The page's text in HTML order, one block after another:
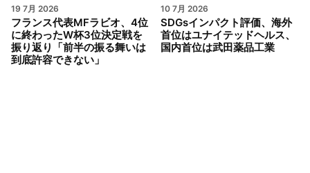
19 7月 2026
フランス代表MFラビオ、4位
に終わったW杯3位決定戦を
振り返り「前半の振る舞いは
到底許容できない」
10 7月 2026
SDGsインパクト評価、海外
首位はユナイテッドヘルス、
国内首位は武田薬品工業